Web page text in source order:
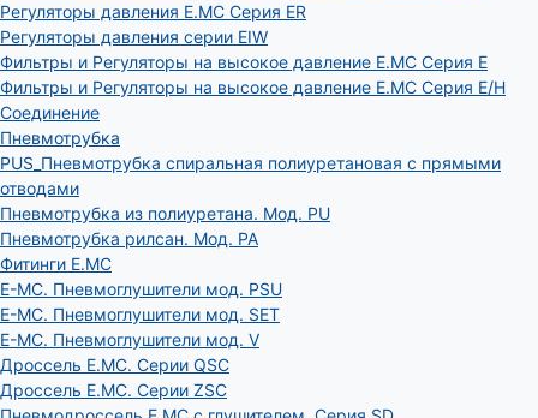
Регуляторы давления E.MC Серия ER
Регуляторы давления серии EIW
Фильтры и Регуляторы на высокое давление E.MC Серия E
Фильтры и Регуляторы на высокое давление E.MC Серия E/H
Соединение
Пневмотрубка
PUS_Пневмотрубка спиральная полиуретановая с прямыми
отводами
Пневмотрубка из полиуретана. Мод. РU
Пневмотрубка рилсан. Мод. PA
Фитинги E.MC
E-MC. Пневмоглушители мод. PSU
E-MC. Пневмоглушители мод. SET
E-MC. Пневмоглушители мод. V
Дроссель E.MC. Серии QSC
Дроссель E.MC. Серии ZSC